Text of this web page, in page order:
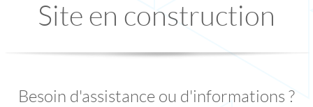
Site en construction
Besoin d'assistance ou d'informations ?